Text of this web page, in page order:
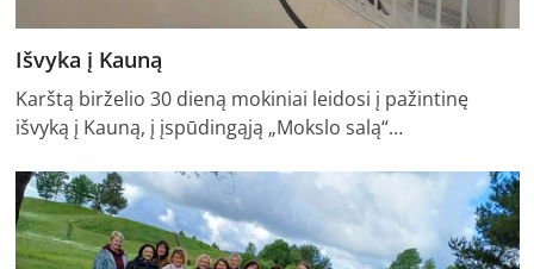
Išvyka į Kauną
Karštą birželio 30 dieną mokiniai leidosi į pažintinę
išvyką į Kauną, į įspūdingąją „Mokslo salą“…